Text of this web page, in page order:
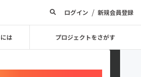
ログイン / 新規会員登録
は プロジェクトをさがす